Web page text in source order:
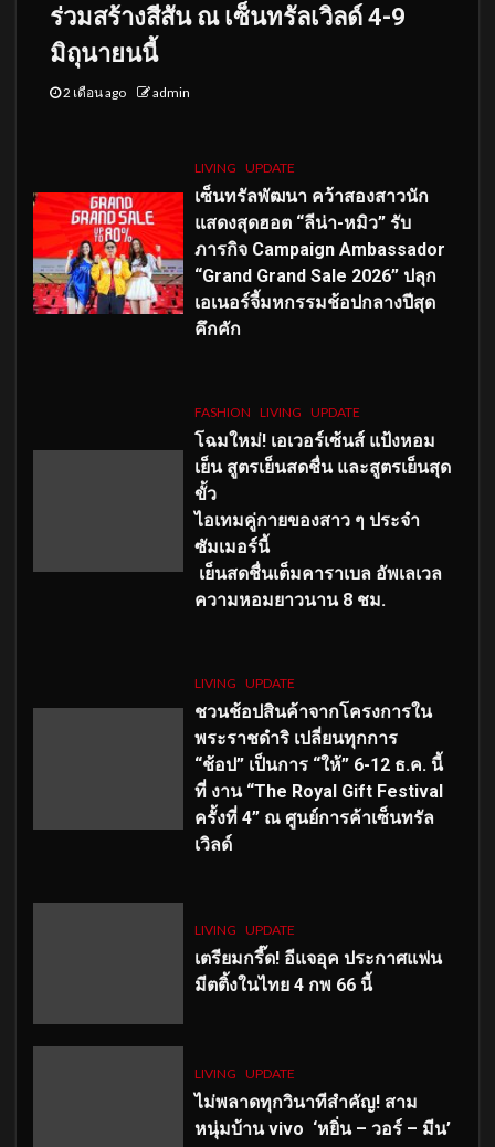
ร่วมสร้างสีสัน ณ เซ็นทรัลเวิลด์ 4-9
มิถุนายนนี้
2 เดือน ago admin
LIVING UPDATE
เซ็นทรัลพัฒนา คว้าสองสาวนัก
แสดงสุดฮอต “ลีน่า-หมิว” รับ
ภารกิจ Campaign Ambassador
“Grand Grand Sale 2026” ปลุก
เอเนอร์จี้มหกรรมช้อปกลางปีสุด
คึกคัก
FASHION LIVING UPDATE
โฉมใหม่! เอเวอร์เซ้นส์ แป้งหอม
เย็น สูตรเย็นสดชื่น และสูตรเย็นสุด
ขั้ว
ไอเทมคู่กายของสาว ๆ ประจำ
ซัมเมอร์นี้
เย็นสดชื่นเต็มคาราเบล อัพเลเวล
ความหอมยาวนาน 8 ชม.
LIVING UPDATE
ชวนช้อปสินค้าจากโครงการใน
พระราชดำริ เปลี่ยนทุกการ
“ช้อป” เป็นการ “ให้” 6-12 ธ.ค. นี้
ที่ งาน “The Royal Gift Festival
ครั้งที่ 4” ณ ศูนย์การค้าเซ็นทรัล
เวิลด์
LIVING UPDATE
เตรียมกรี๊ด! อีแจอุค ประกาศแฟน
มีตติ้งในไทย 4 กพ 66 นี้
LIVING UPDATE
ไม่พลาดทุกวินาทีสำคัญ! สาม
หนุ่มบ้าน vivo ‘หยิ่น – วอร์ – มีน’